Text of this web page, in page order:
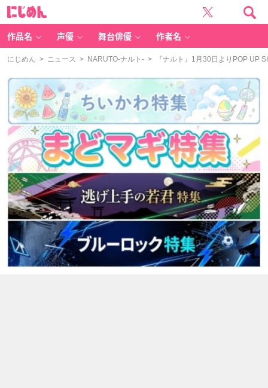
作品名 声優 舞台俳優 作者名
にじめん > ニュース > NARUTO-ナルト- > 『ナルト』1月30日よりPOP UP